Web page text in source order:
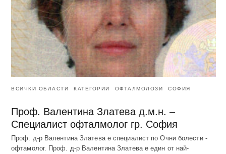
ВСИЧКИ ОБЛАСТИ КАТЕГОРИИ ОФТАЛМОЛОЗИ СОФИЯ
Проф. Валентина Златева д.м.н. –
Специалист офталмолог гр. София
Проф. д-р Валентина Златева е специалист по Очни болести -
офтамолог. Проф. д-р Валентина Златева е един от най-